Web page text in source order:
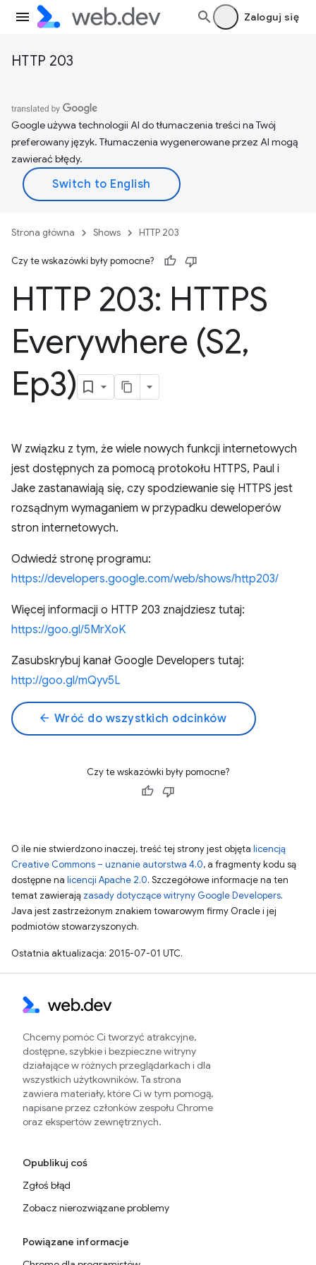
Zaloguj się
HTTP 203
Google używa technologii AI do tłumaczenia treści na Twój
preferowany język. Tłumaczenia wygenerowane przez AI mogą
zawierać błędy.
Strona główna Shows HTTP 203
Czy te wskazówki były pomocne?
HTTP 203: HTTPS
Everywhere (S2,
Ep3)
W związku z tym, że wiele nowych funkcji internetowych
jest dostępnych za pomocą protokołu HTTPS, Paul i
Jake zastanawiają się, czy spodziewanie się HTTPS jest
rozsądnym wymaganiem w przypadku deweloperów
stron internetowych.
Odwiedź stronę programu:
https://developers.google.com/web/shows/http203/
Więcej informacji o HTTP 203 znajdziesz tutaj:
https://goo.gl/5MrXoK
Zasubskrybuj kanał Google Developers tutaj:
http://goo.gl/mQyv5L
arrow_back Wróć do wszystkich odcinków
Czy te wskazówki były pomocne?
O ile nie stwierdzono inaczej, treść tej strony jest objęta licencją
Creative Commons – uznanie autorstwa 4.0, a fragmenty kodu są
dostępne na licencji Apache 2.0. Szczegółowe informacje na ten
temat zawierają zasady dotyczące witryny Google Developers.
Java jest zastrzeżonym znakiem towarowym firmy Oracle i jej
podmiotów stowarzyszonych.
Ostatnia aktualizacja: 2015-07-01 UTC.
Chcemy pomóc Ci tworzyć atrakcyjne,
dostępne, szybkie i bezpieczne witryny
działające w różnych przeglądarkach i dla
wszystkich użytkowników. Ta strona
zawiera materiały, które Ci w tym pomogą,
napisane przez członków zespołu Chrome
oraz ekspertów zewnętrznych.
Opublikuj coś
Zgłoś błąd
Zobacz nierozwiązane problemy
Powiązane informacje